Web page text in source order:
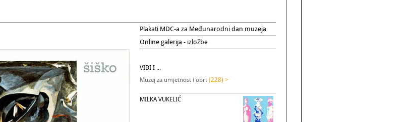
Plakati MDC-a za Međunarodni dan muzeja
Online galerija - izložbe
VIDI I ...
Muzej za umjetnost i obrt (228) >
MILKA VUKELIĆ